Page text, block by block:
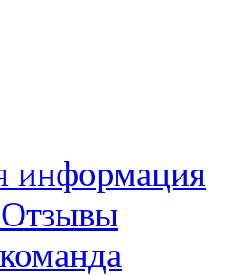
информация